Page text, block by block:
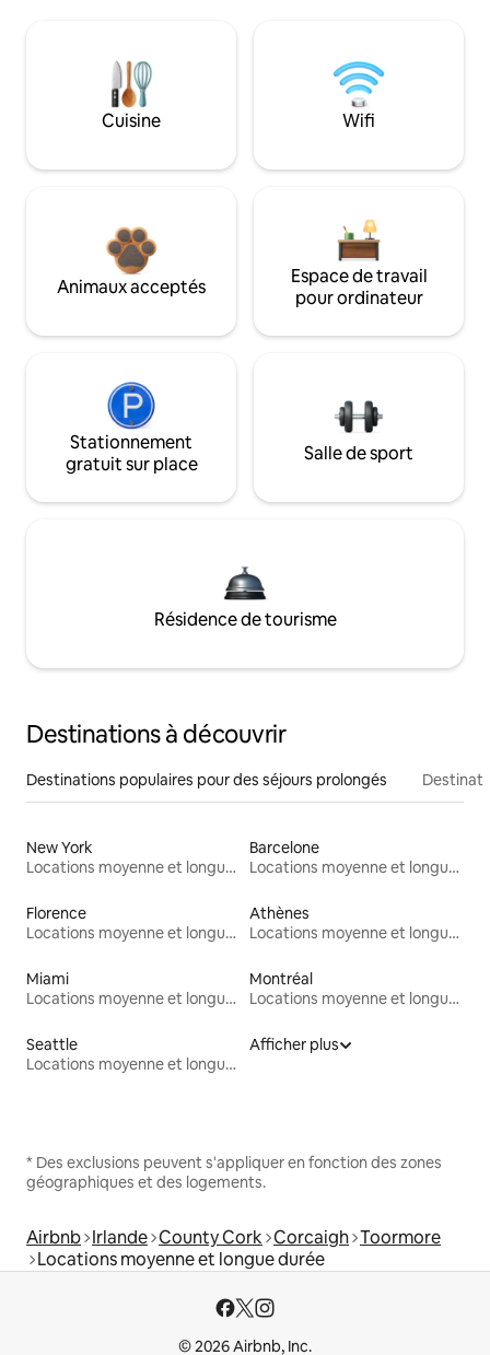
Cuisine Wifi
Animaux acceptés
Espace de travail
pour ordinateur
Stationnement
gratuit sur place
Salle de sport
Résidence de tourisme
Destinations à découvrir
Destinations populaires pour des séjours prolongés
New York
Locations moyenne et longue durée
Barcelone
Locations moyenne et longue durée
Florence
Locations moyenne et longue durée
Athènes
Locations moyenne et longue durée
Miami
Locations moyenne et longue durée
Montréal
Locations moyenne et longue durée
Seattle
Locations moyenne et longue durée
Afficher plus
* Des exclusions peuvent s'appliquer en fonction des zones
géographiques et des logements.
Airbnb Irlande County Cork Corcaigh Toormore
Locations moyenne et longue durée
© 2026 Airbnb, Inc.